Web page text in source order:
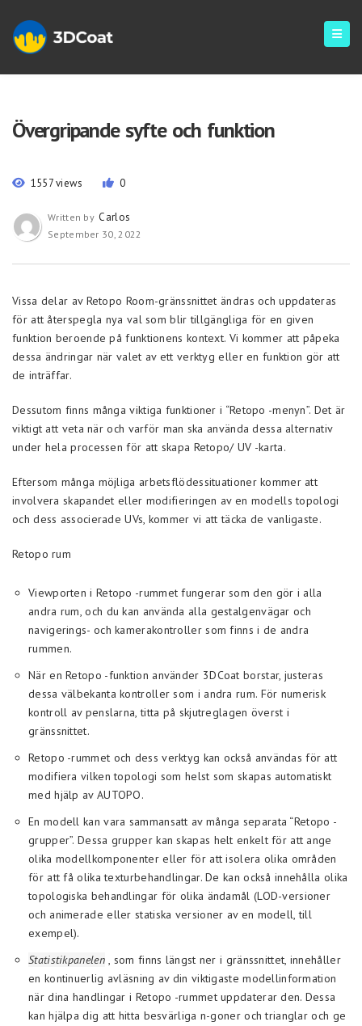
Övergripande syfte och funktion
1557 views 0
Written by Carlos
September 30, 2022
Vissa delar av Retopo Room-gränssnittet ändras och uppdateras
för att återspegla nya val som blir tillgängliga för en given
funktion beroende på funktionens kontext. Vi kommer att påpeka
dessa ändringar när valet av ett verktyg eller en funktion gör att
de inträffar.
Dessutom finns många viktiga funktioner i “Retopo -menyn”. Det är
viktigt att veta när och varför man ska använda dessa alternativ
under hela processen för att skapa Retopo/ UV -karta.
Eftersom många möjliga arbetsflödessituationer kommer att
involvera skapandet eller modifieringen av en modells topologi
och dess associerade UVs, kommer vi att täcka de vanligaste.
Retopo rum
Viewporten i Retopo -rummet fungerar som den gör i alla
andra rum, och du kan använda alla gestalgenvägar och
navigerings- och kamerakontroller som finns i de andra
rummen.
När en Retopo -funktion använder 3DCoat borstar, justeras
dessa välbekanta kontroller som i andra rum. För numerisk
kontroll av penslarna, titta på skjutreglagen överst i
gränssnittet.
Retopo -rummet och dess verktyg kan också användas för att
modifiera vilken topologi som helst som skapas automatiskt
med hjälp av AUTOPO.
En modell kan vara sammansatt av många separata “Retopo -
grupper”. Dessa grupper kan skapas helt enkelt för att ange
olika modellkomponenter eller för att isolera olika områden
för att få olika texturbehandlingar. De kan också innehålla olika
topologiska behandlingar för olika ändamål (LOD-versioner
och animerade eller statiska versioner av en modell, till
exempel).
Statistikpanelen, som finns längst ner i gränssnittet, innehåller
en kontinuerlig avläsning av din viktigaste modellinformation
när dina handlingar i Retopo -rummet uppdaterar den. Dessa
kan hjälpa dig att hitta besvärliga n-goner och trianglar och ge